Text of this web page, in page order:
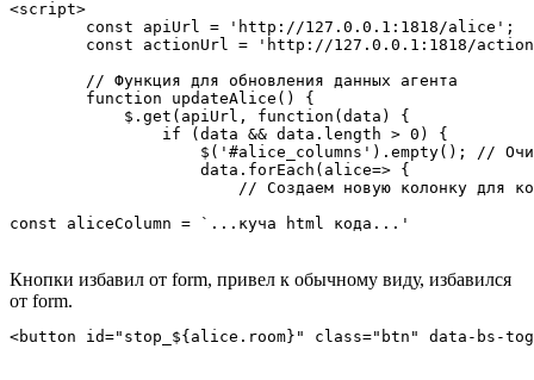
<script>
        const apiUrl = 'http://127.0.0.1:1818/alice';
const actionUrl = 'http://127.0.0.1:1818/
        // Функция для обновления данных агента
        function updateAlice() {
            $.get(apiUrl, function(data) {
                if (data && data.length > 0) {
$('#alice_columns').empty(); //
                    data.forEach(alice=> {
// Создаем новую колонку для
const aliceColumn = `...куча html кода...'
Кнопки избавил от form, привел к обычному виду, избавился
от form.
<button id="stop_${alice.room}" class="btn" data-bs-